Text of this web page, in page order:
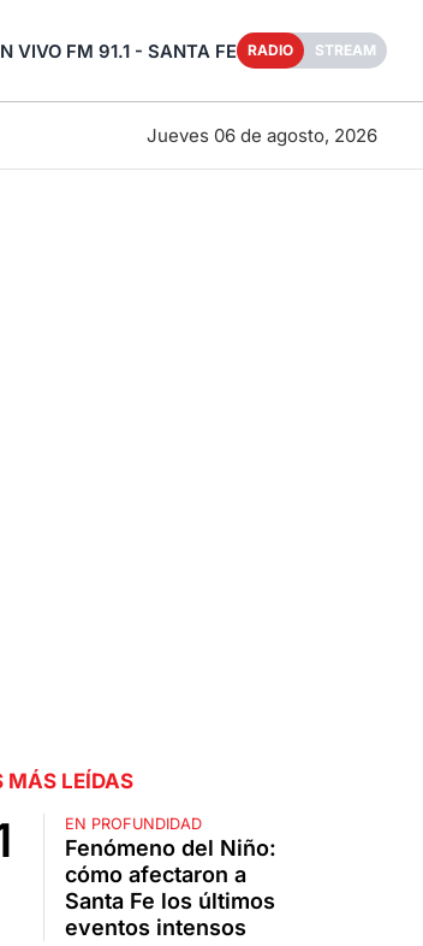
VIVO FM 91.1 - SANTA FE RADIO STREAM
Jueves 06 de agosto, 2026
MÁS LEÍDAS
EN PROFUNDIDAD
Fenómeno del Niño:
cómo afectaron a
Santa Fe los últimos
eventos intensos